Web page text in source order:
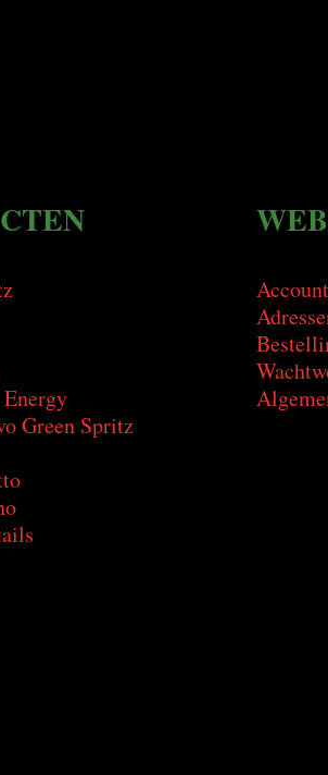
Green Spritz